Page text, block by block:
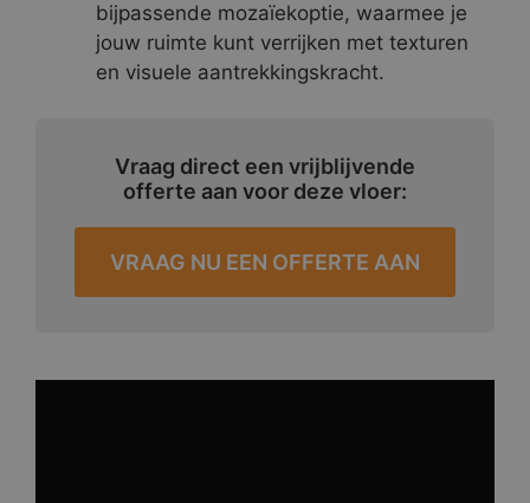
bijpassende mozaïekoptie, waarmee je
jouw ruimte kunt verrijken met texturen
en visuele aantrekkingskracht.
Vraag direct een vrijblijvende
offerte aan voor deze vloer:
VRAAG NU EEN OFFERTE AAN